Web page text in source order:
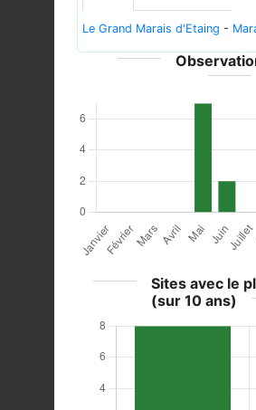
Le Grand Marais d'Etaing -
Sites avec le
(sur 10 ans)